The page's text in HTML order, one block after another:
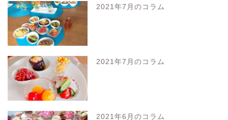
2021年7月のコラム
2021年7月のコラム
2021年6月のコラム